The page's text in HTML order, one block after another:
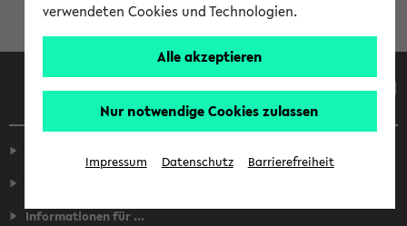
Informationen für ...
verwendeten Cookies und Technologien.
Alle akzeptieren
Nur notwendige Cookies zulassen
Impressum Datenschutz Barrierefreiheit